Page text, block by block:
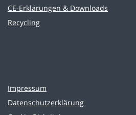
CE-Erklärungen & Downloads
Recycling
Impressum
Datenschutzerklärung